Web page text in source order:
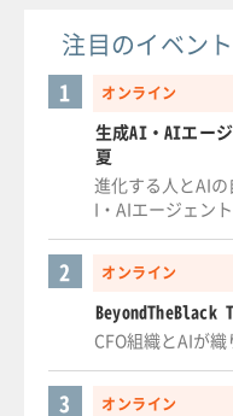
注目のイベン
オンライン
1
生成AI・AIエー
夏
進化する人とAI
I・AIエージェン
オンライン
2
BeyondTheBlack
CFO組織とAIが
オンライン
3